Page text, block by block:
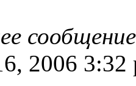
2006 3:32